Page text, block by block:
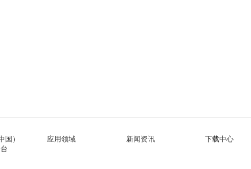
国）
应用领域 新闻资讯 下载中心